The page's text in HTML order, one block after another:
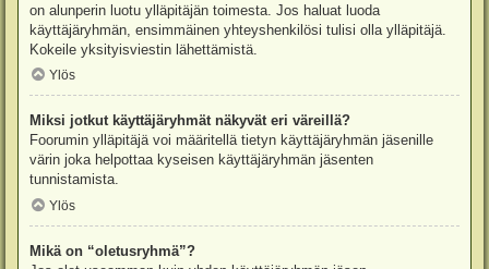
on alunperin luotu ylläpitäjän toimesta. Jos haluat luoda
käyttäjäryhmän, ensimmäinen yhteyshenkilösi tulisi olla ylläpitäjä.
Kokeile yksityisviestin lähettämistä.
Ylös
Miksi jotkut käyttäjäryhmät näkyvät eri väreillä?
Foorumin ylläpitäjä voi määritellä tietyn käyttäjäryhmän jäsenille
värin joka helpottaa kyseisen käyttäjäryhmän jäsenten
tunnistamista.
Ylös
Mikä on “oletusryhmä”?